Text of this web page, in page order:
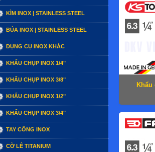
KÌM INOX | STAINLESS STEEL
BÚA INOX | STAINLESS STEEL
DỤNG CỤ INOX KHÁC
KHẨU CHỤP INOX 1/4"
KHẨU CHỤP INOX 3/8"
KHẨU CHỤP INOX 1/2"
KHẨU CHỤP INOX 3/4"
TAY CÔNG INOX
CỜ LÊ TITANIUM